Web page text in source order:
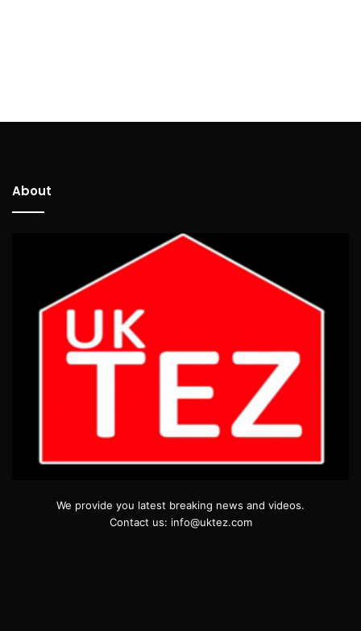
About
We provide you latest breaking news and videos.
Contact us: info@uktez.com